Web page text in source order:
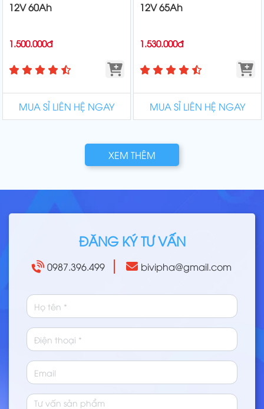
12V 60Ah
1.500.000đ
MUA SỈ LIÊN HỆ NGAY
12V 65Ah
1.530.000đ
MUA SỈ LIÊN HỆ NGAY
XEM THÊM
ĐĂNG KÝ TƯ VẤN
0987.396.499 bivipha@gmail.com